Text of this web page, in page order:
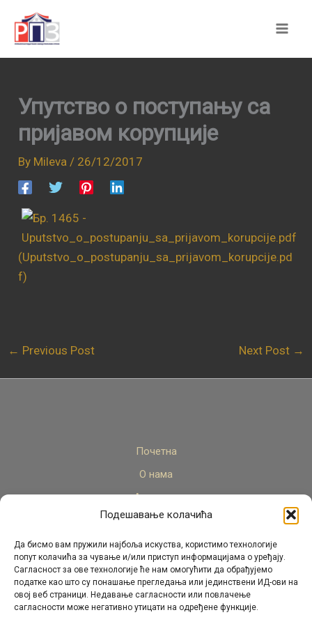
Подешавање колачића
Да бисмо вам пружили најбоља искуства, користимо технологије
попут колачића за чување и/или приступ информацијама о уређају.
Сагласност за ове технологије ће нам омогућити да обрађујемо
податке као што су понашање прегледања или јединствени ИД-ови на
овој веб страници. Недавање сагласности или повлачење
сагласности може негативно утицати на одређене функције.
content
Упутство о поступању са
пријавом корупције
By Mileva / 26/12/2017
(Uputstvo_o_postupanju_sa_prijavom_korupcije.pd
f)
← Previous Post Next Post →
Почетна
О нама
Актуелно
Стручни кадар
Пројекти
Архива
Контакт